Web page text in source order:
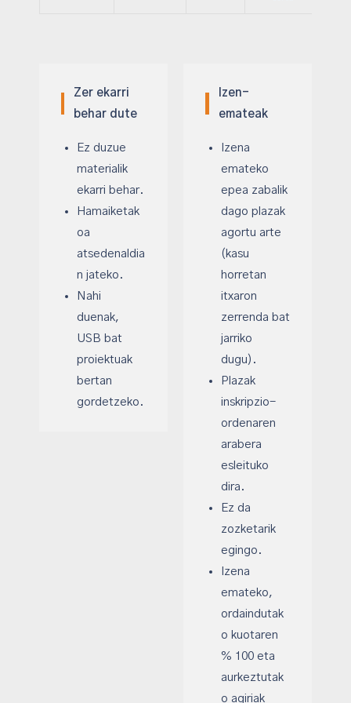
Zer ekarri
behar dute
Ez duzue
materialik
ekarri behar.
Hamaiketak
oa
atsedenaldia
n jateko.
Nahi
duenak,
USB bat
proiektuak
bertan
gordetzeko.
Izen-
emateak
Izena
emateko
epea zabalik
dago plazak
agortu arte
(kasu
horretan
itxaron
zerrenda bat
jarriko
dugu).
Plazak
inskripzio-
ordenaren
arabera
esleituko
dira.
Ez da
zozketarik
egingo.
Izena
emateko,
ordaindutak
o kuotaren
% 100 eta
aurkeztutak
o agiriak